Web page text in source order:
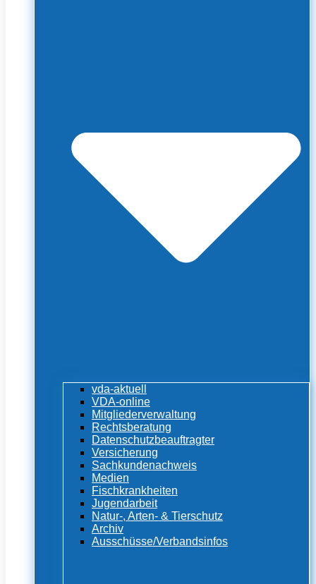
vda-aktuell
VDA-online
Mitgliederverwaltung
Rechtsberatung
Datenschutzbeauftragter
Versicherung
Sachkundenachweis
Medien
Fischkrankheiten
Jugendarbeit
Natur-, Arten- & Tierschutz
Archiv
Ausschüsse/Verbandsinfos